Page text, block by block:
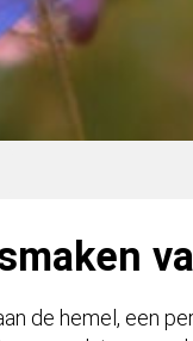
de hemel, een